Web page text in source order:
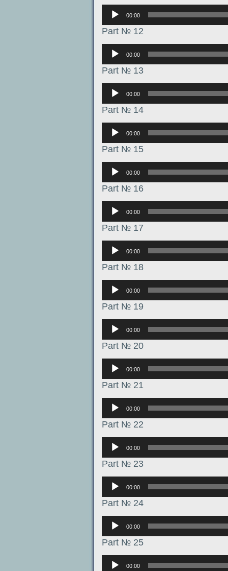
Аудиоплеер
00:00
Part № 12
Аудиоплеер
00:00
Part № 13
Аудиоплеер
00:00
Part № 14
Аудиоплеер
00:00
Part № 15
Аудиоплеер
00:00
Part № 16
Аудиоплеер
00:00
Part № 17
Аудиоплеер
00:00
Part № 18
Аудиоплеер
00:00
Part № 19
Аудиоплеер
00:00
Part № 20
Аудиоплеер
00:00
Part № 21
Аудиоплеер
00:00
Part № 22
Аудиоплеер
00:00
Part № 23
Аудиоплеер
00:00
Part № 24
Аудиоплеер
00:00
Part № 25
Аудиоплеер
00:00